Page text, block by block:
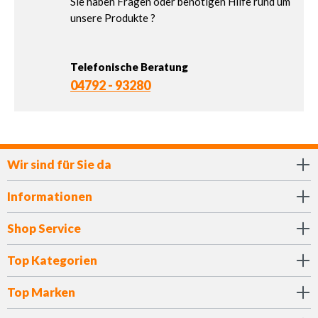
unsere Produkte ?
Telefonische Beratung
04792 - 93280
Wir sind für Sie da
Informationen
Shop Service
Top Kategorien
Top Marken